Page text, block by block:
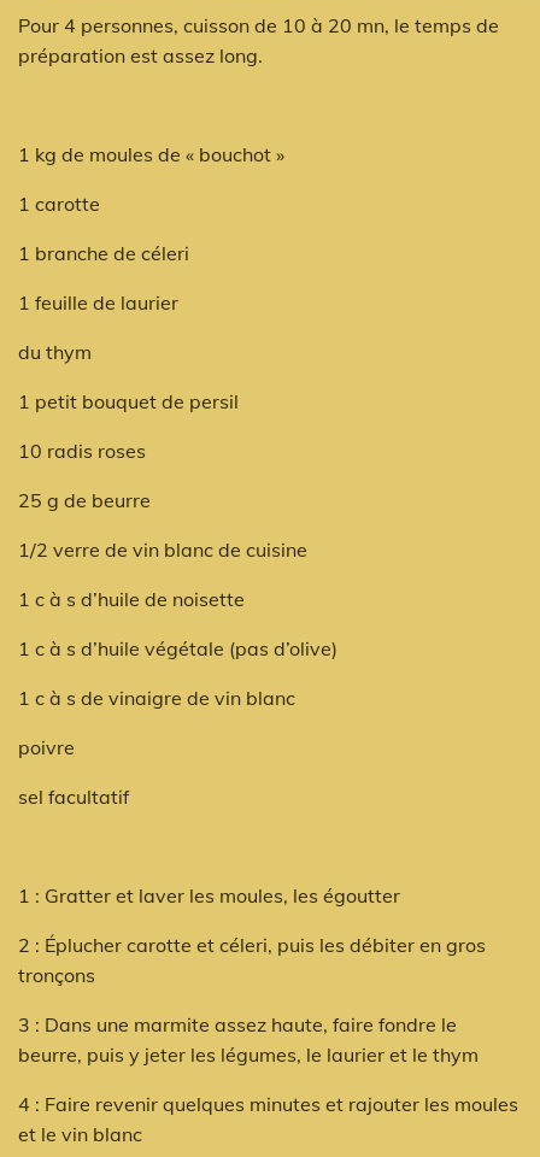
Pour 4 personnes, cuisson de 10 à 20 mn, le temps de
préparation est assez long.
1 kg de moules de « bouchot »
1 carotte
1 branche de céleri
1 feuille de laurier
du thym
1 petit bouquet de persil
10 radis roses
25 g de beurre
1/2 verre de vin blanc de cuisine
1 c à s d’huile de noisette
1 c à s d’huile végétale (pas d’olive)
1 c à s de vinaigre de vin blanc
poivre
sel facultatif
1 : Gratter et laver les moules, les égoutter
2 : Éplucher carotte et céleri, puis les débiter en gros
tronçons
3 : Dans une marmite assez haute, faire fondre le
beurre, puis y jeter les légumes, le laurier et le thym
4 : Faire revenir quelques minutes et rajouter les moules
et le vin blanc